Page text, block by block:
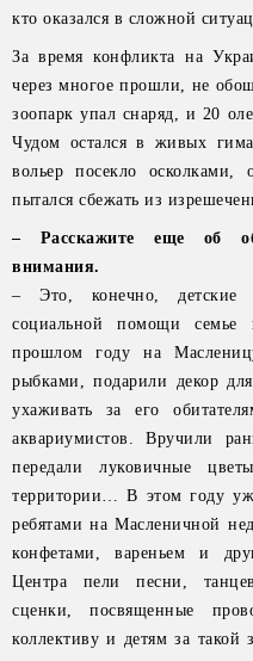
кто оказался в сложной
За время конфликта на
через многое прошли, не
зоопарк упал снаряд, и 20
Чудом остался в живых
вольер посекло
пытался сбежать из
– Расскажите еще об
внимания.
– Это, конечно, детские
социальной помощи
прошлом году на
рыбками, подарили декор
ухаживать за его
аквариумистов. Вручили
передали луковичные
территории… В этом году
ребятами на Масленичной
конфетами, вареньем и
Центра пели песни,
сценки, посвященные
коллективу и детям за такой